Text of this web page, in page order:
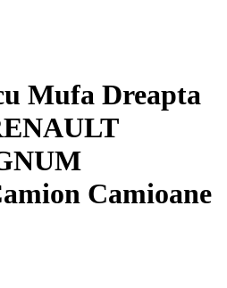
Mufa Dreapta
Camioane